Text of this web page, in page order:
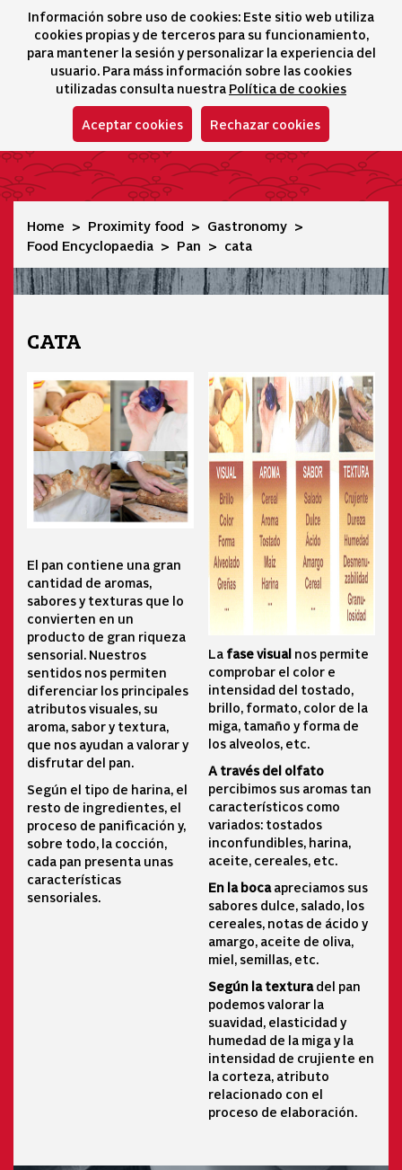
Información sobre uso de cookies: Este sitio web utiliza
cookies propias y de terceros para su funcionamiento,
para mantener la sesión y personalizar la experiencia del
usuario. Para máss información sobre las cookies
utilizadas consulta nuestra Política de cookies
Aceptar cookies Rechazar cookies
Selector idioma
icono
cata
Home Proximity food
Gastronomy
Food Encyclopaedia
Pan cata
CATA
El pan contiene una gran
cantidad de aromas,
sabores y texturas que lo
convierten en un
producto de gran riqueza
sensorial. Nuestros
sentidos nos permiten
diferenciar los principales
atributos visuales, su
aroma, sabor y textura,
que nos ayudan a valorar y
disfrutar del pan.
Según el tipo de harina, el
resto de ingredientes, el
proceso de panificación y,
sobre todo, la cocción,
cada pan presenta unas
características
sensoriales.
La fase visual nos permite
comprobar el color e
intensidad del tostado,
brillo, formato, color de la
miga, tamaño y forma de
los alveolos, etc.
A través del olfato
percibimos sus aromas tan
característicos como
variados: tostados
inconfundibles, harina,
aceite, cereales, etc.
En la bocaapreciamos sus
sabores dulce, salado, los
cereales, notas de ácido y
amargo, aceite de oliva,
miel, semillas, etc.
Según la texturadel pan
podemos valorar la
suavidad, elasticidad y
humedad de la miga y la
intensidad de crujiente en
la corteza, atributo
relacionado con el
proceso de elaboración.